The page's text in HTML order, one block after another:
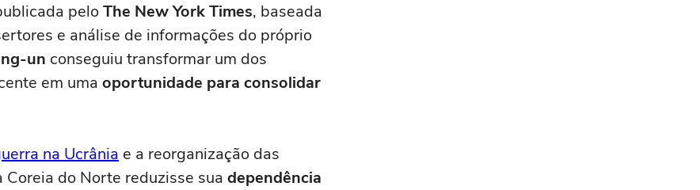
peloThe New York Times, baseada
e análise de informações do próprio
un conseguiu transformar um dos
em uma oportunidade para consolidar
na Ucrânia e a reorganização das
do Norte reduzisse sua dependência